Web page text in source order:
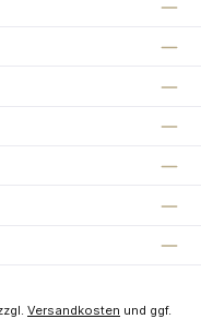
Versandkosten und ggf.